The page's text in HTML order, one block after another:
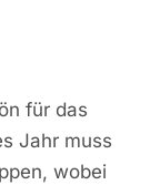
für das
Jahr muss
wobei